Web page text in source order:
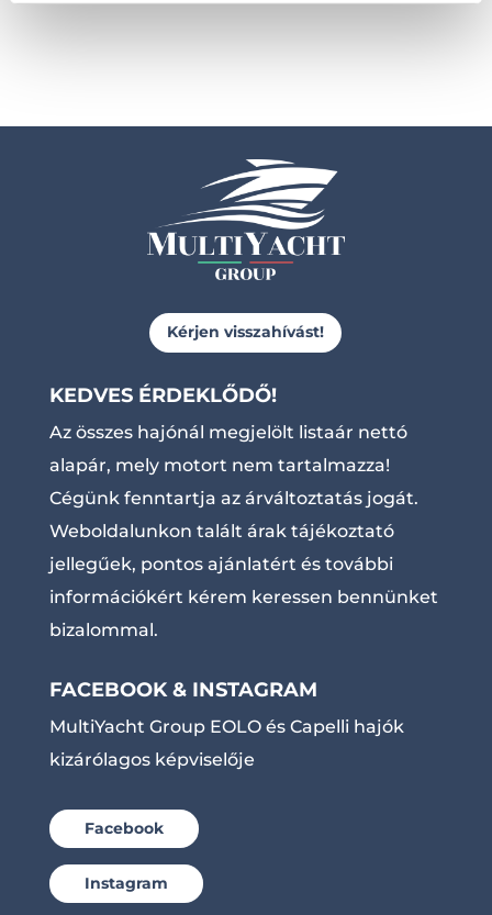
Kérjen visszahívást!
KEDVES ÉRDEKLŐDŐ!
Az összes hajónál megjelölt listaár nettó
alapár, mely motort nem tartalmazza!
Cégünk fenntartja az árváltoztatás jogát.
Weboldalunkon talált árak tájékoztató
jellegűek, pontos ajánlatért és további
információkért kérem keressen bennünket
bizalommal.
FACEBOOK & INSTAGRAM
MultiYacht Group EOLO és Capelli hajók
kizárólagos képviselője
Facebook
Instagram